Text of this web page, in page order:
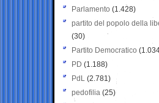
Parlamento (1.428)
partito del popolo della
(30)
Partito Democratico
PD (1.188)
PdL (2.781)
pedofilia (25)